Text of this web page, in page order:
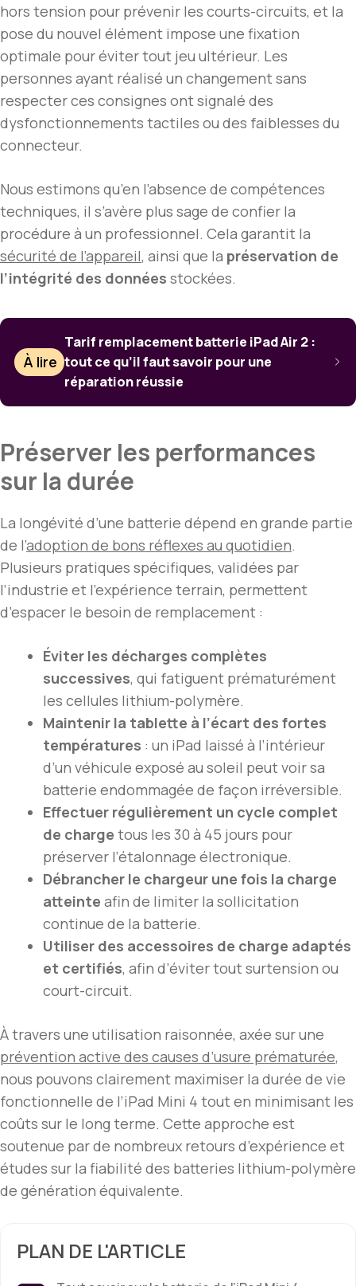
hors tension pour prévenir les courts-circuits, et la
pose du nouvel élément impose une fixation
optimale pour éviter tout jeu ultérieur. Les
personnes ayant réalisé un changement sans
respecter ces consignes ont signalé des
dysfonctionnements tactiles ou des faiblesses du
connecteur.
Nous estimons qu’en l’absence de compétences
techniques, il s’avère plus sage de confier la
procédure à un professionnel. Cela garantit la
sécurité de l’appareil, ainsi que la préservation de
l’intégrité des données stockées.
À lire
Tarif remplacement batterie iPad Air 2 :
tout ce qu’il faut savoir pour une
réparation réussie
Préserver les performances
sur la durée
La longévité d’une batterie dépend en grande partie
de l’adoption de bons réflexes au quotidien.
Plusieurs pratiques spécifiques, validées par
l’industrie et l’expérience terrain, permettent
d’espacer le besoin de remplacement :
Éviter les décharges complètes
successives, qui fatiguent prématurément
les cellules lithium-polymère.
Maintenir la tablette à l’écart des fortes
températures : un iPad laissé à l’intérieur
d’un véhicule exposé au soleil peut voir sa
batterie endommagée de façon irréversible.
Effectuer régulièrement un cycle complet
de charge tous les 30 à 45 jours pour
préserver l’étalonnage électronique.
Débrancher le chargeur une fois la charge
atteinte afin de limiter la sollicitation
continue de la batterie.
Utiliser des accessoires de charge adaptés
et certifiés, afin d’éviter tout surtension ou
court-circuit.
À travers une utilisation raisonnée, axée sur une
prévention active des causes d’usure prématurée,
nous pouvons clairement maximiser la durée de vie
fonctionnelle de l’iPad Mini 4 tout en minimisant les
coûts sur le long terme. Cette approche est
soutenue par de nombreux retours d’expérience et
études sur la fiabilité des batteries lithium-polymère
de génération équivalente.
PLAN DE L'ARTICLE